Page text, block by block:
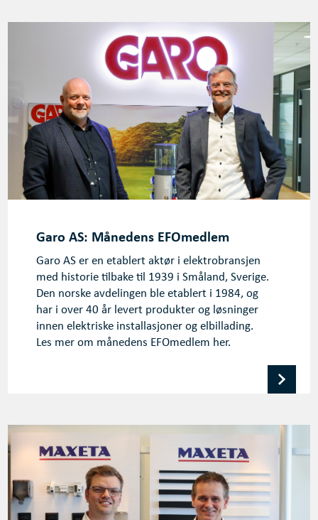
Garo AS: Månedens EFOmedlem
Garo AS er en etablert aktør i elektrobransjen
med historie tilbake til 1939 i Småland, Sverige.
Den norske avdelingen ble etablert i 1984, og
har i over 40 år levert produkter og løsninger
innen elektriske installasjoner og elbillading.
Les mer om månedens EFOmedlem her.